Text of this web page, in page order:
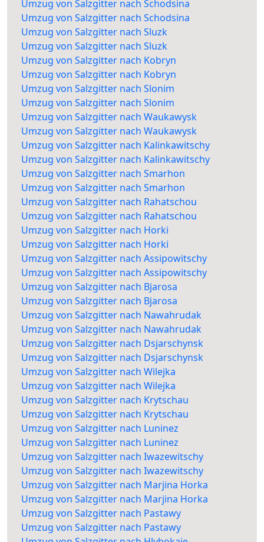
Umzug von Salzgitter nach Schodsina
Umzug von Salzgitter nach Schodsina
Umzug von Salzgitter nach Sluzk
Umzug von Salzgitter nach Sluzk
Umzug von Salzgitter nach Kobryn
Umzug von Salzgitter nach Kobryn
Umzug von Salzgitter nach Slonim
Umzug von Salzgitter nach Slonim
Umzug von Salzgitter nach Waukawysk
Umzug von Salzgitter nach Waukawysk
Umzug von Salzgitter nach Kalinkawitschy
Umzug von Salzgitter nach Kalinkawitschy
Umzug von Salzgitter nach Smarhon
Umzug von Salzgitter nach Smarhon
Umzug von Salzgitter nach Rahatschou
Umzug von Salzgitter nach Rahatschou
Umzug von Salzgitter nach Horki
Umzug von Salzgitter nach Horki
Umzug von Salzgitter nach Assipowitschy
Umzug von Salzgitter nach Assipowitschy
Umzug von Salzgitter nach Bjarosa
Umzug von Salzgitter nach Bjarosa
Umzug von Salzgitter nach Nawahrudak
Umzug von Salzgitter nach Nawahrudak
Umzug von Salzgitter nach Dsjarschynsk
Umzug von Salzgitter nach Dsjarschynsk
Umzug von Salzgitter nach Wilejka
Umzug von Salzgitter nach Wilejka
Umzug von Salzgitter nach Krytschau
Umzug von Salzgitter nach Krytschau
Umzug von Salzgitter nach Luninez
Umzug von Salzgitter nach Luninez
Umzug von Salzgitter nach Iwazewitschy
Umzug von Salzgitter nach Iwazewitschy
Umzug von Salzgitter nach Marjina Horka
Umzug von Salzgitter nach Marjina Horka
Umzug von Salzgitter nach Pastawy
Umzug von Salzgitter nach Pastawy